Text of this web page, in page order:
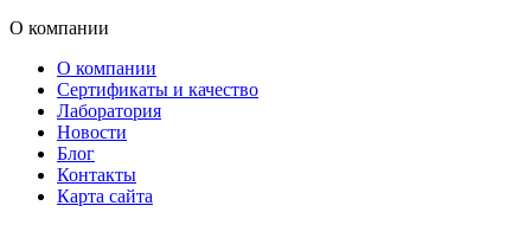
О компании
О компании
Сертификаты и качество
Лаборатория
Новости
Блог
Контакты
Карта сайта